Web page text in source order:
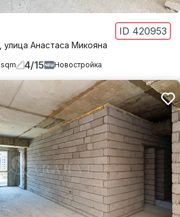
ID 420953
улица Анастаса Микояна
sqm 4/15 Новостройка